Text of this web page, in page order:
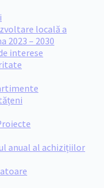
locală a
2023 – 2030
interese
anual al achizițiilor